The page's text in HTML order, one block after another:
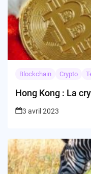
Blockchain Crypto
Hong Kong : La
3 avril 2023